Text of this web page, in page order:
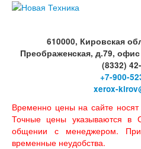
610000, Кировская
Преображенская, д.79,
(8332)
+7-900-
xerox-
Временно цены на сайте
Точные цены указываются в
общении с менеджером.
временные неудобства.